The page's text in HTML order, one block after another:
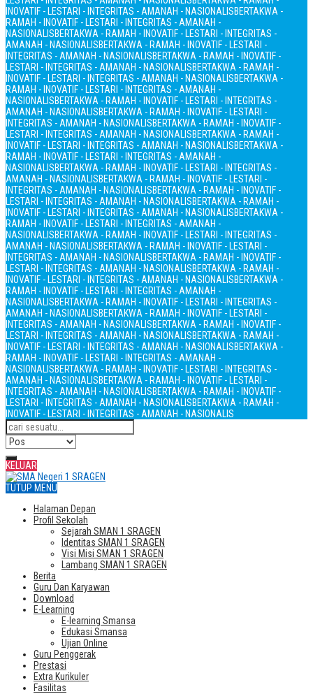
INOVATIF - LESTARI - INTEGRITAS - AMANAH - NASIONALISBERTAKWA -
RAMAH - INOVATIF - LESTARI - INTEGRITAS - AMANAH -
NASIONALISBERTAKWA - RAMAH - INOVATIF - LESTARI - INTEGRITAS -
AMANAH - NASIONALISBERTAKWA - RAMAH - INOVATIF - LESTARI -
INTEGRITAS - AMANAH - NASIONALISBERTAKWA - RAMAH - INOVATIF -
LESTARI - INTEGRITAS - AMANAH - NASIONALISBERTAKWA - RAMAH -
INOVATIF - LESTARI - INTEGRITAS - AMANAH - NASIONALISBERTAKWA -
RAMAH - INOVATIF - LESTARI - INTEGRITAS - AMANAH -
NASIONALISBERTAKWA - RAMAH - INOVATIF - LESTARI - INTEGRITAS -
AMANAH - NASIONALISBERTAKWA - RAMAH - INOVATIF - LESTARI -
INTEGRITAS - AMANAH - NASIONALISBERTAKWA - RAMAH - INOVATIF -
LESTARI - INTEGRITAS - AMANAH - NASIONALISBERTAKWA - RAMAH -
INOVATIF - LESTARI - INTEGRITAS - AMANAH - NASIONALISBERTAKWA -
RAMAH - INOVATIF - LESTARI - INTEGRITAS - AMANAH -
NASIONALISBERTAKWA - RAMAH - INOVATIF - LESTARI - INTEGRITAS -
AMANAH - NASIONALISBERTAKWA - RAMAH - INOVATIF - LESTARI -
INTEGRITAS - AMANAH - NASIONALISBERTAKWA - RAMAH - INOVATIF -
LESTARI - INTEGRITAS - AMANAH - NASIONALISBERTAKWA - RAMAH -
INOVATIF - LESTARI - INTEGRITAS - AMANAH - NASIONALISBERTAKWA -
RAMAH - INOVATIF - LESTARI - INTEGRITAS - AMANAH -
NASIONALISBERTAKWA - RAMAH - INOVATIF - LESTARI - INTEGRITAS -
AMANAH - NASIONALISBERTAKWA - RAMAH - INOVATIF - LESTARI -
INTEGRITAS - AMANAH - NASIONALISBERTAKWA - RAMAH - INOVATIF -
LESTARI - INTEGRITAS - AMANAH - NASIONALISBERTAKWA - RAMAH -
INOVATIF - LESTARI - INTEGRITAS - AMANAH - NASIONALISBERTAKWA -
RAMAH - INOVATIF - LESTARI - INTEGRITAS - AMANAH -
NASIONALISBERTAKWA - RAMAH - INOVATIF - LESTARI - INTEGRITAS -
AMANAH - NASIONALISBERTAKWA - RAMAH - INOVATIF - LESTARI -
INTEGRITAS - AMANAH - NASIONALISBERTAKWA - RAMAH - INOVATIF -
LESTARI - INTEGRITAS - AMANAH - NASIONALISBERTAKWA - RAMAH -
INOVATIF - LESTARI - INTEGRITAS - AMANAH - NASIONALISBERTAKWA -
RAMAH - INOVATIF - LESTARI - INTEGRITAS - AMANAH -
NASIONALISBERTAKWA - RAMAH - INOVATIF - LESTARI - INTEGRITAS -
AMANAH - NASIONALISBERTAKWA - RAMAH - INOVATIF - LESTARI -
INTEGRITAS - AMANAH - NASIONALISBERTAKWA - RAMAH - INOVATIF -
LESTARI - INTEGRITAS - AMANAH - NASIONALISBERTAKWA - RAMAH -
INOVATIF - LESTARI - INTEGRITAS - AMANAH - NASIONALIS
KELUAR
TUTUP MENU
Halaman Depan
Profil Sekolah
Sejarah SMAN 1 SRAGEN
Identitas SMAN 1 SRAGEN
Visi Misi SMAN 1 SRAGEN
Lambang SMAN 1 SRAGEN
Berita
Guru Dan Karyawan
Download
E-Learning
E-learning Smansa
Edukasi Smansa
Ujian Online
Guru Penggerak
Prestasi
Extra Kurikuler
Fasilitas